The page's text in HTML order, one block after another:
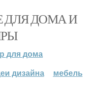
ДЛЯ ДОМА И
для дома
дизайна мебель